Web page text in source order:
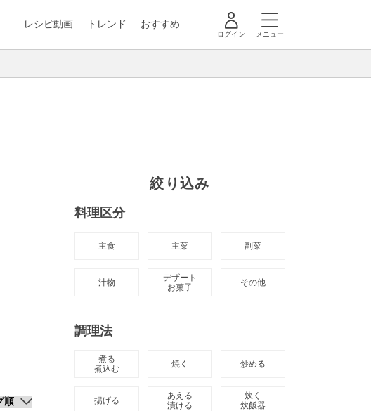
レシピ動画 トレンド おすすめ
ログイン メニュー
絞り込み
料理区分
主食 主菜 副菜
汁物
デザート
お菓子
その他
調理法
煮る
煮込む
焼く 炒める
揚げる
あえる
漬ける
炊く
炊飯器